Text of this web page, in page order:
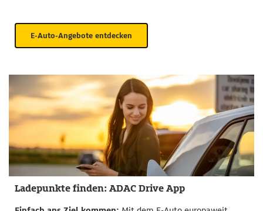
E-Auto-Angebote entdecken
Ladepunkte finden: ADAC Drive App